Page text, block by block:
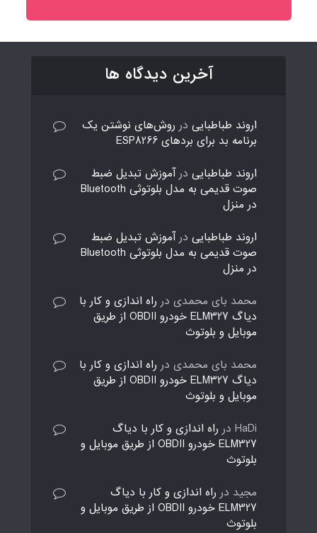
آخرین دیدگاه ها
اروند طباطبایی در روش‌های نوشتن یک
برنامه بد برای بردهای ESP8266
اروند طباطبایی درآموزش تبدیل ضبط
صوت قدیمی به مدل بلوتوثی Bluetooth
در منزل
اروند طباطبایی درآموزش تبدیل ضبط
صوت قدیمی به مدل بلوتوثی Bluetooth
در منزل
محمد بای محمدی در راه اندازی و کار با
دیاگ ELM327 خودرو OBDII از طریق
موبایل و بلوتوث
محمد بای محمدی در راه اندازی و کار با
دیاگ ELM327 خودرو OBDII از طریق
موبایل و بلوتوث
HaDi در راه اندازی و کار با دیاگ
ELM327 خودرو OBDII از طریق موبایل و
بلوتوث
مجید در راه اندازی و کار با دیاگ
ELM327 خودرو OBDII از طریق موبایل و
بلوتوث